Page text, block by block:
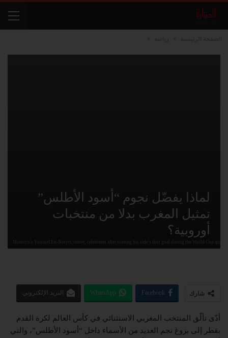
لماذا يفضّل نجوم “أسود الأطلس”
تمثيل المغرب بدلا من منتخبات
أوروبية؟
Morocco's Youssef En-Nesyri, center, celebrates after scoring his side's first goal during the World Cup
شارك Facebook
WhatsApp البريد الإلكتروني
أدّى تألّق المنتخب المغربي الاستثنائي في كأس العالم لكرة القدم
بقطر إلى بزوغ نجم العديد من الأسماء داخل “أسود الأطلس”، والتي